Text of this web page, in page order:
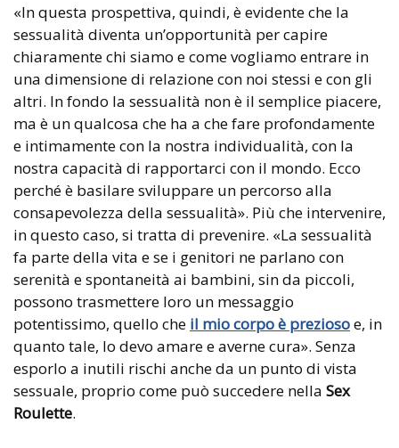
«In questa prospettiva, quindi, è evidente che la
sessualità diventa un’opportunità per capire
chiaramente chi siamo e come vogliamo entrare in
una dimensione di relazione con noi stessi e con gli
altri. In fondo la sessualità non è il semplice piacere,
ma è un qualcosa che ha a che fare profondamente
e intimamente con la nostra individualità, con la
nostra capacità di rapportarci con il mondo. Ecco
perché è basilare sviluppare un percorso alla
consapevolezza della sessualità». Più che intervenire,
in questo caso, si tratta di prevenire. «La sessualità
fa parte della vita e se i genitori ne parlano con
serenità e spontaneità ai bambini, sin da piccoli,
possono trasmettere loro un messaggio
potentissimo, quello che il mio corpo è preziosoe, in
quanto tale, lo devo amare e averne cura». Senza
esporlo a inutili rischi anche da un punto di vista
sessuale, proprio come può succedere nella Sex
Roulette.